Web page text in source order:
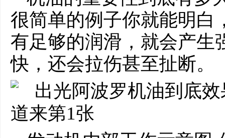
很简单的例子你就能明白
有足够的润滑，就会产生
快，还会拉伤甚至扯断。